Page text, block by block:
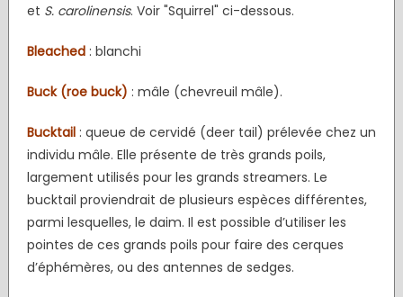
et S. carolinensis. Voir "Squirrel" ci-dessous.
Bleached : blanchi
Buck (roe buck) : mâle (chevreuil mâle).
Bucktail: queue de cervidé (deer tail) prélevée chez un
individu mâle. Elle présente de très grands poils,
largement utilisés pour les grands streamers. Le
bucktail proviendrait de plusieurs espèces différentes,
parmi lesquelles, le daim. Il est possible d’utiliser les
pointes de ces grands poils pour faire des cerques
d’éphémères, ou des antennes de sedges.